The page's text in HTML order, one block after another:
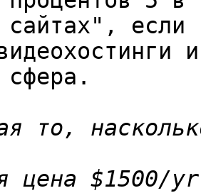
сайтах", если
то,
цена $1500/yr